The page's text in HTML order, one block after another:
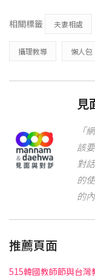
相關標籤 夫妻相處
攝理教導 懶人包
見
「
該
對
的
的
推薦頁面
515韓國教師節與台灣